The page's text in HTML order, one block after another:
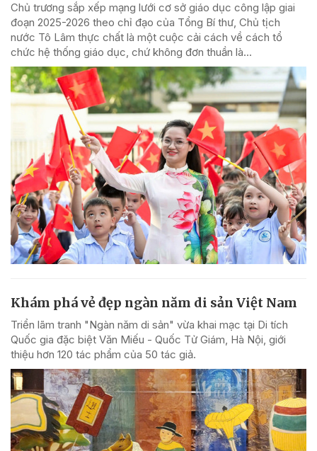
Chủ trương sắp xếp mạng lưới cơ sở giáo dục công lập giai
đoạn 2025-2026 theo chỉ đạo của Tổng Bí thư, Chủ tịch
nước Tô Lâm thực chất là một cuộc cải cách về cách tổ
chức hệ thống giáo dục, chứ không đơn thuần là...
Khám phá vẻ đẹp ngàn năm di sản Việt Nam
Triển lãm tranh "Ngàn năm di sản" vừa khai mạc tại Di tích
Quốc gia đặc biệt Văn Miếu - Quốc Tử Giám, Hà Nội, giới
thiệu hơn 120 tác phẩm của 50 tác giả.